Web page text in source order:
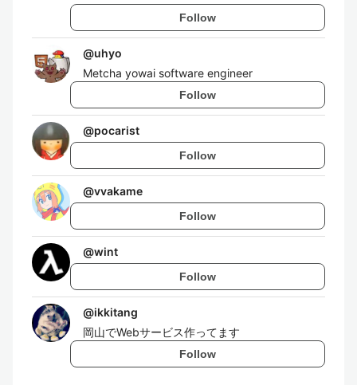
Follow
@uhyo
Metcha yowai software engineer
Follow
@pocarist
Follow
@vvakame
Follow
@wint
Follow
@ikkitang
岡山でWebサービス作ってます
Follow